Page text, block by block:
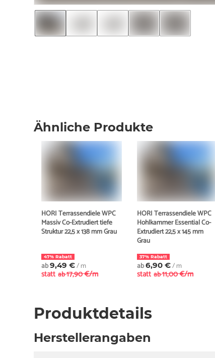
Ähnliche Produkte
HORI Terrassendiele WPC
Massiv Co-Extrudiert tiefe
Struktur 22,5 x 138 mm Grau
47% Rabatt
ab9,49 €/ m
statt ab17,90 €/m
HORI Terrassendiele WPC
Hohlkammer Essential Co-
Extrudiert 22,5 x 145 mm
Grau
37% Rabatt
ab6,90 €/ m
statt ab11,00 €/m
Produktdetails
Herstellerangaben